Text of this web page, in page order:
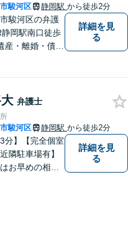
駿河区 静岡駅 から徒歩2分
市駿河区の弁護
岡駅南口徒歩
・離婚・債務
関わる問題を
ております。
ご相談くださ
詳細を見
る
弁護士
駿河区 静岡駅 から徒歩2分
分】【完全個室
隣駐車場有】
お早めの相談
詳細を見
る